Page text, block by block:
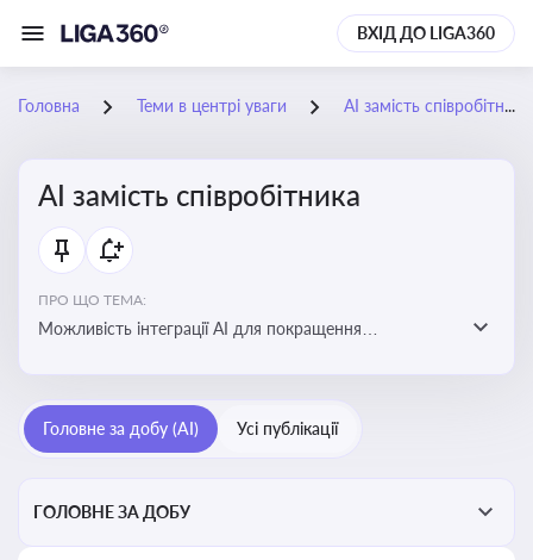
ВХІД ДО LIGA360
Головна Теми в центрі уваги АІ замість співробітника
АІ замість співробітника
ПРО ЩО ТЕМА:
Можливість інтеграції АІ для покращення
Головне за добу (AI) Усі публікації
ГОЛОВНЕ ЗА ДОБУ